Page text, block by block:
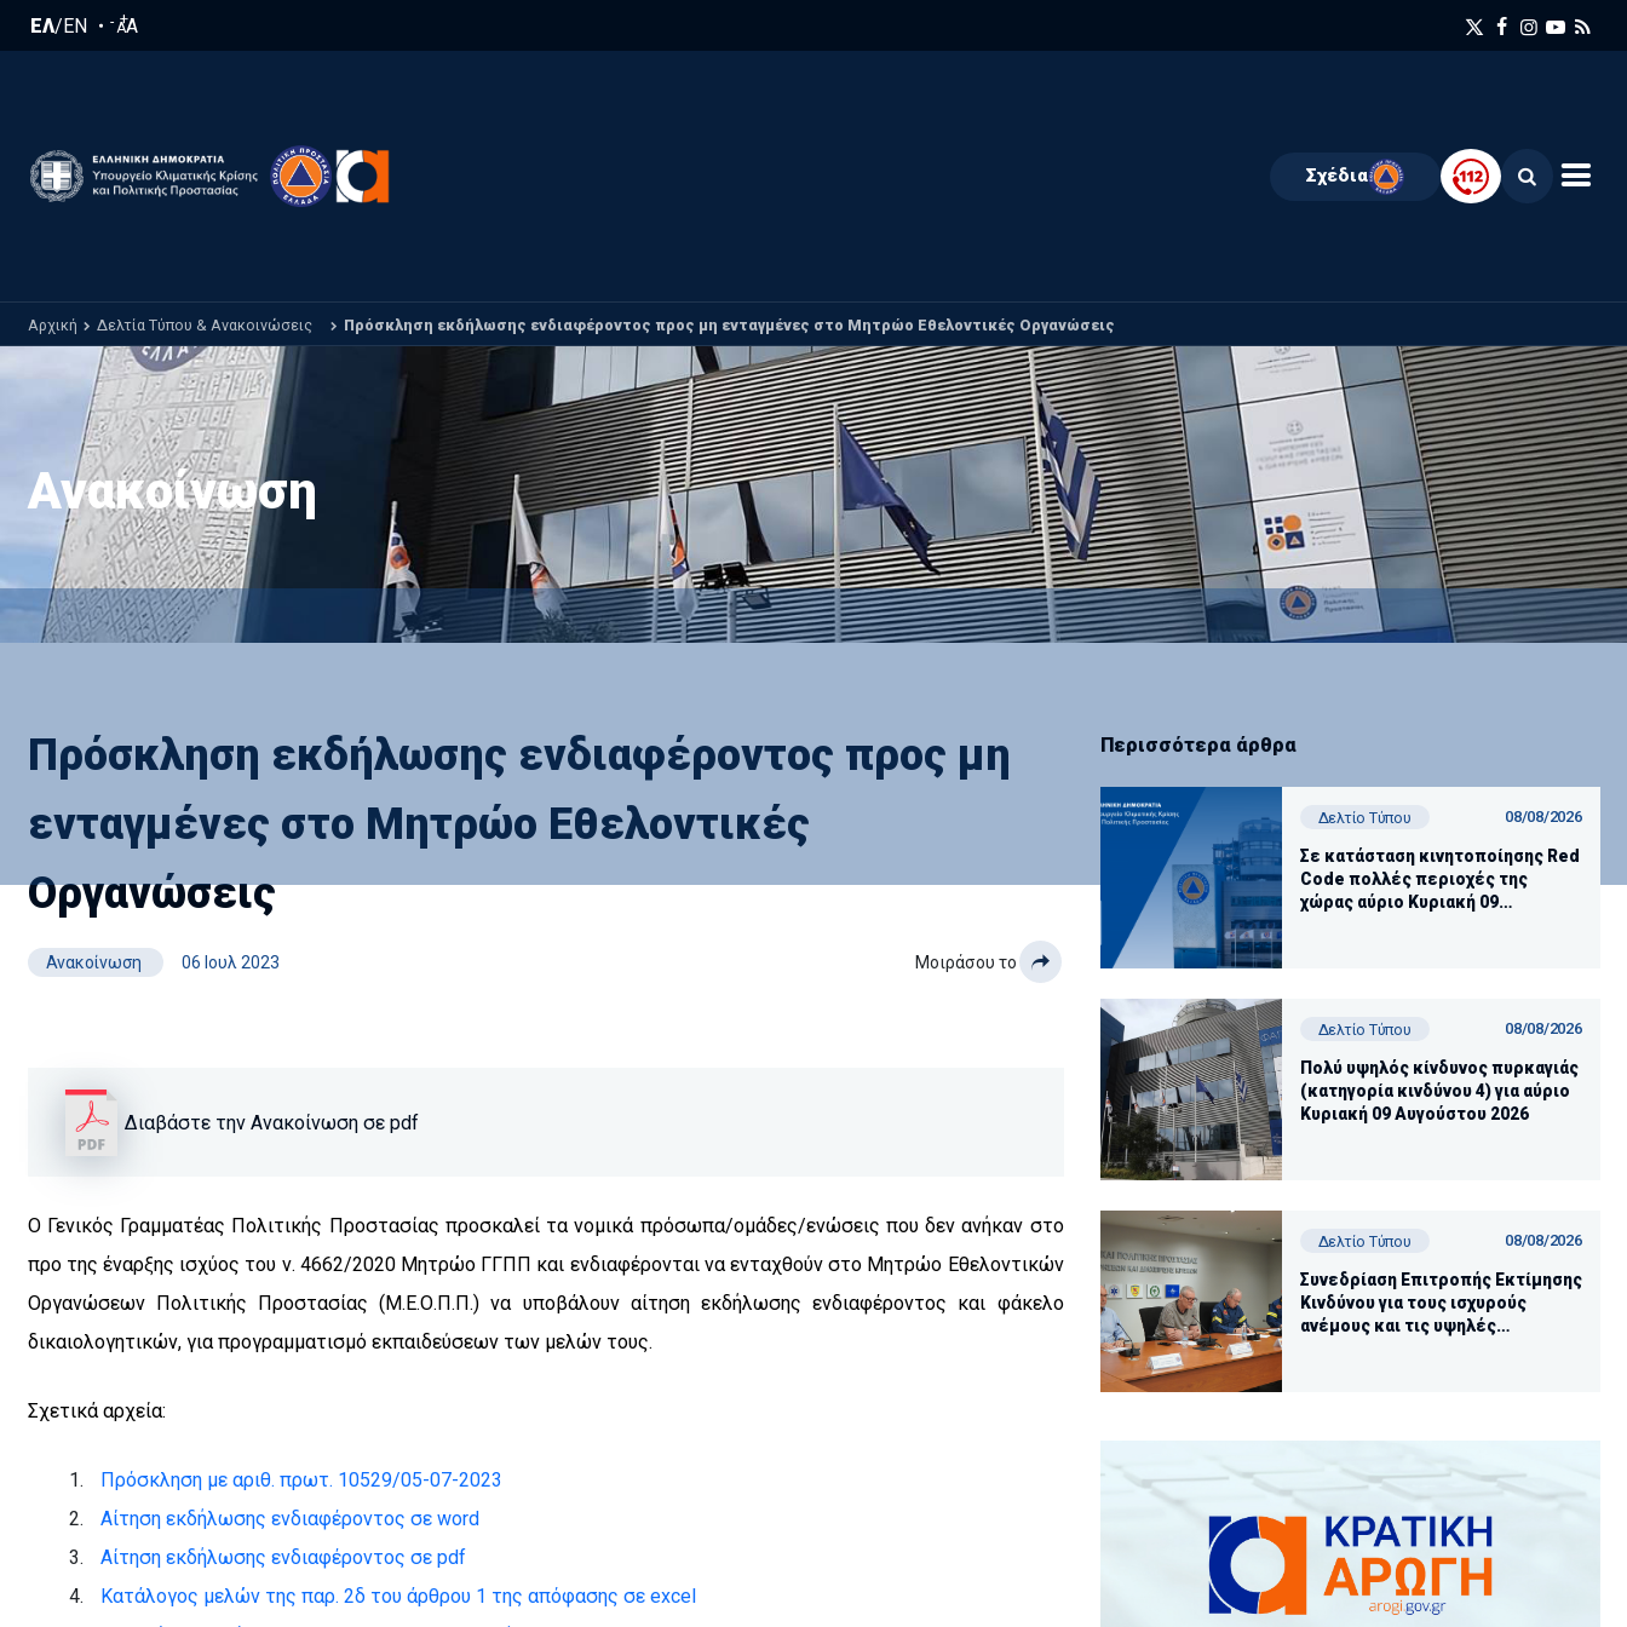
Παράκαμψη προς το κυρίως περιεχόμενο
ΕΛ/EN -A+A
Σχέδια
Αρχική Δελτία Τύπου & Ανακοινώσεις Πρόσκληση εκδήλωσης ενδιαφέροντος προς μη ενταγμένες στο Μητρώο Εθελοντικές Οργανώσεις
Ανακοίνωση
Πρόσκληση εκδήλωσης ενδιαφέροντος προς μη
ενταγμένες στο Μητρώο Εθελοντικές
Οργανώσεις
Ανακοίνωση 06 Ιουλ 2023 Μοιράσου το
Διαβάστε την Ανακοίνωση σε pdf
Ο Γενικός Γραμματέας Πολιτικής Προστασίας προσκαλεί τα νομικά πρόσωπα/ομάδες/ενώσεις που δεν ανήκαν στο
προ της έναρξης ισχύος του ν. 4662/2020 Μητρώο ΓΓΠΠ και ενδιαφέρονται να ενταχθούν στο Μητρώο Εθελοντικών
Οργανώσεων Πολιτικής Προστασίας (Μ.Ε.Ο.Π.Π.) να υποβάλουν αίτηση εκδήλωσης ενδιαφέροντος και φάκελο
δικαιολογητικών, για προγραμματισμό εκπαιδεύσεων των μελών τους.
Σχετικά αρχεία:
Πρόσκληση με αριθ. πρωτ. 10529/05-07-2023
Αίτηση εκδήλωσης ενδιαφέροντος σε word
Αίτηση εκδήλωσης ενδιαφέροντος σε pdf
Κατάλογος μελών της παρ. 2δ του άρθρου 1 της απόφασης σε excel
Περισσότερα άρθρα
Δελτίο Τύπου 08/08/2026
Σε κατάσταση κινητοποίησης Red
Code πολλές περιοχές της
χώρας αύριο Κυριακή 09
Δελτίο Τύπου 08/08/2026
Πολύ υψηλός κίνδυνος πυρκαγιάς
(κατηγορία κινδύνου 4) για αύριο
Κυριακή 09 Αυγούστου 2026
Δελτίο Τύπου 08/08/2026
Συνεδρίαση Επιτροπής Εκτίμησης
Κινδύνου για τους ισχυρούς
ανέμους και τις υψηλές